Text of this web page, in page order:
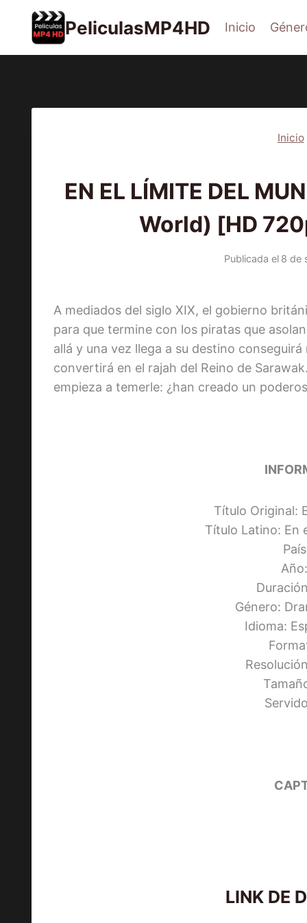
contenido
PeliculasMP4HD Inicio
Inicio
EN EL LÍMITE DEL
World) [HD
Publicada el 8 de
A mediados del siglo XIX, el gobierno
para que termine con los piratas que
allá y una vez llega a su destino
convertirá en el rajah del Reino de
empieza a temerle: ¿han creado un
Título Original:
Título Latino: En
Género:
Idioma:
LINK DE